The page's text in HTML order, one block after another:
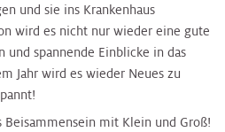
und sie ins Krankenhaus
wird es nicht nur wieder eine gute
und spannende Einblicke in das
Jahr wird es wieder Neues zu
mit Klein und Groß!